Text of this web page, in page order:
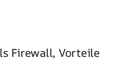
Firewall, Vorteile